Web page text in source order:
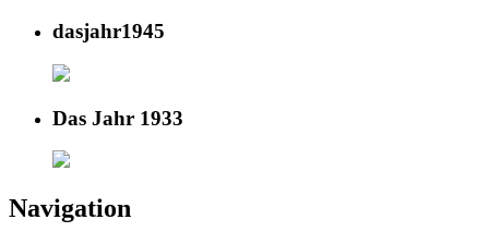
dasjahr1945
Das Jahr 1933
Navigation